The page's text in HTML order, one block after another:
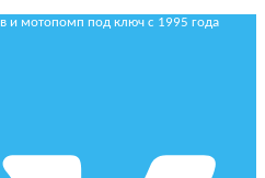
и мотопомп под ключ с 1995 года